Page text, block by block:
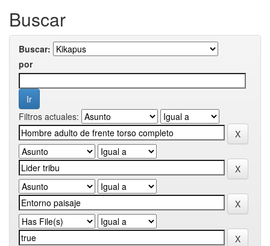
Buscar
Buscar:
por
Filtros actuales: